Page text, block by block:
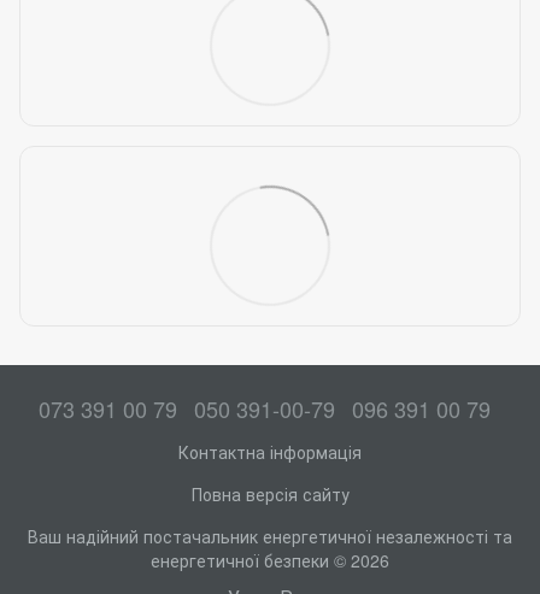
073 391 00 79 050 391-00-79 096 391 00 79
Контактна інформація
Повна версія сайту
Ваш надійний постачальник енергетичної незалежності та
енергетичної безпеки © 2026